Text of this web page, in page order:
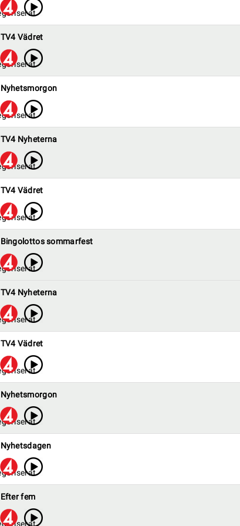
TV4 Vädret
Nyhetsmorgon
TV4 Nyheterna
TV4 Vädret
Bingolottos sommarfest
TV4 Nyheterna
TV4 Vädret
Nyhetsmorgon
Nyhetsdagen
Efter fem